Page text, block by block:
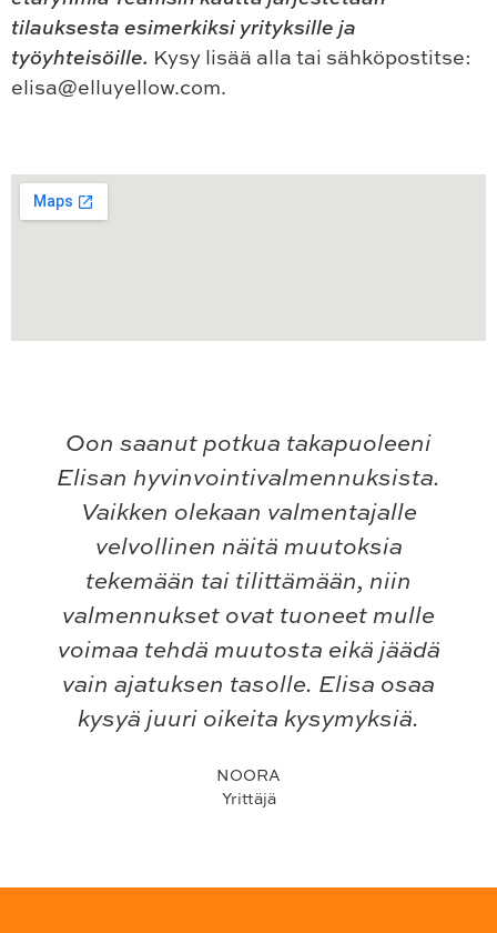
tilauksesta esimerkiksi yrityksille ja
työyhteisöille. Kysy lisää alla tai sähköpostitse:
elisa@elluyellow.com.
Oon saanut potkua takapuoleeni
Elisan hyvinvointivalmennuksista.
Vaikken olekaan valmentajalle
velvollinen näitä muutoksia
tekemään tai tilittämään, niin
valmennukset ovat tuoneet mulle
voimaa tehdä muutosta eikä jäädä
vain ajatuksen tasolle. Elisa osaa
kysyä juuri oikeita kysymyksiä.
NOORA
Yrittäjä